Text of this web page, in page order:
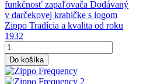
funkčnosť zapaľovača Dodávaný
v darčekovej krabičke s logom
Zippo Tradícia a kvalita od roku
1932
Do košíka